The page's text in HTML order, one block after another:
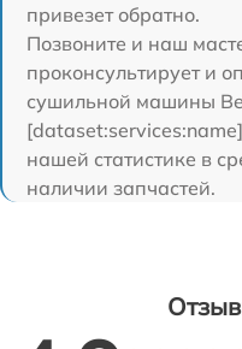
привезет обратно.
Позвоните и наш
проконсультирует и
сушильной машины
нашей статистике в
наличии запчастей.